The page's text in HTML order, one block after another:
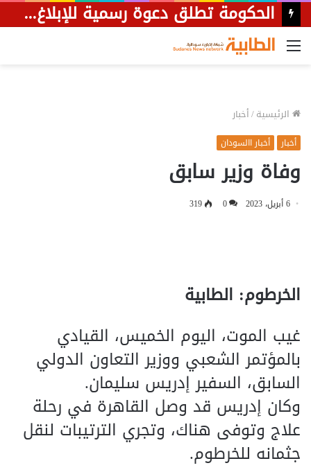
الحكومة تطلق دعوة رسمية للإبلاغ عن مجهولي الهوية في المنازل
القائمة
الرئيسية/أخبار
أخبار أخبار االسودان
وفاة وزير سابق
6 أبريل، 2023 0
319
الخرطوم: الطابية
غيب الموت، اليوم الخميس، القيادي
بالمؤتمر الشعبي ووزير التعاون الدولي
السابق، السفير إدريس سليمان.
وكان إدريس قد وصل القاهرة في رحلة
علاج وتوفى هناك، وتجري الترتيبات لنقل
جثمانه للخرطوم.